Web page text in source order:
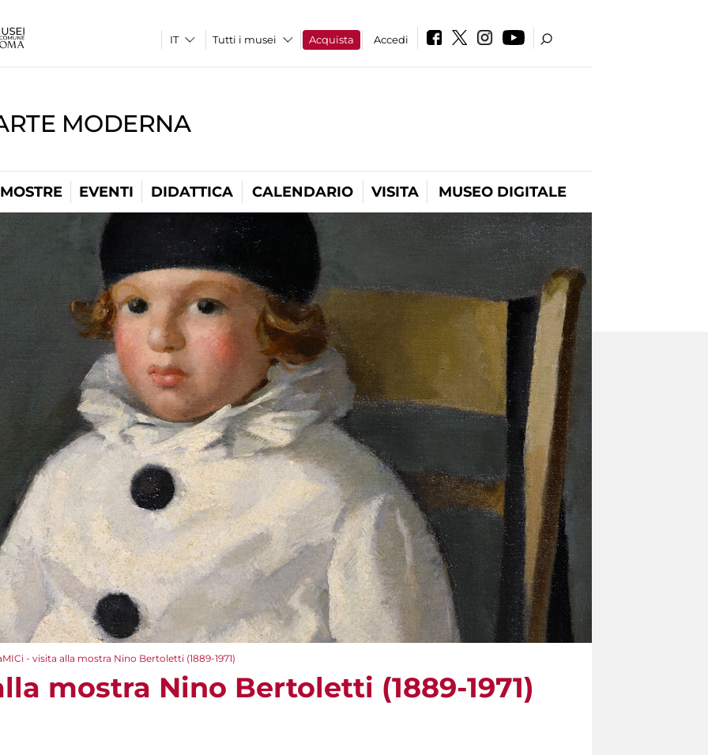
Tutti i musei Acquista Accedi
MODERNA
MOSTRE EVENTI DIDATTICA CALENDARIO VISITA MUSEO DIGITALE
- visita alla mostra Nino Bertoletti (1889-1971)
mostra Nino Bertoletti (1889-1971)